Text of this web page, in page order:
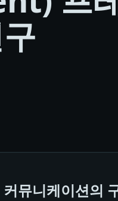
뮤니케이션의